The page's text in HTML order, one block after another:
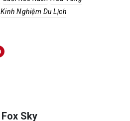
Kinh Nghiệm Du Lịch
Fox Sky